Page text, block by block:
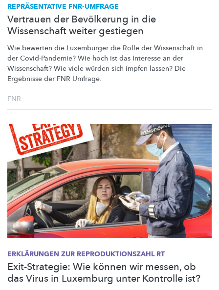
REPRÄSENTATIVE FNR-UMFRAGE
Vertrauen der Bevölkerung in die
Wissenschaft weiter gestiegen
Wie bewerten die Luxemburger die Rolle der Wissenschaft in
der Covid-Pandemie? Wie hoch ist das Interesse an der
Wissenschaft? Wie viele würden sich impfen lassen? Die
Ergebnisse der FNR Umfrage.
FNR
ERKLÄRUNGEN ZUR REPRODUKTIONSZAHLRT
Exit-Strategie: Wie können wir messen, ob
das Virus in Luxemburg unter Kontrolle ist?